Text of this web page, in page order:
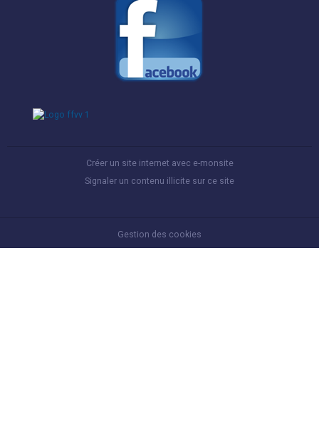
Créer un site internet avec e-monsite
Signaler un contenu illicite sur ce site
Gestion des cookies